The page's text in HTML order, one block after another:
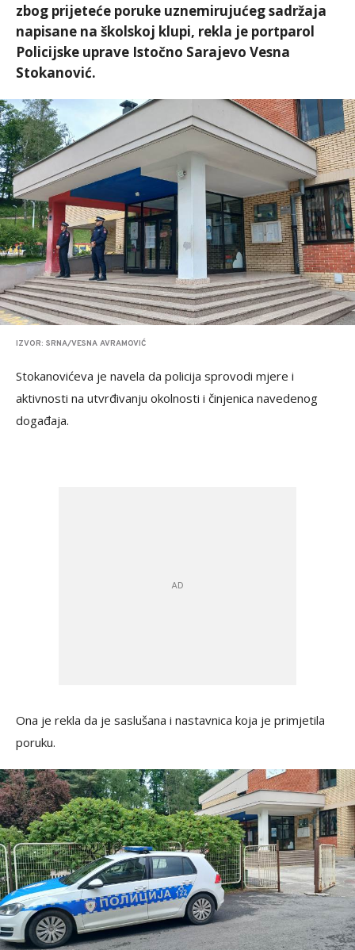
zbog prijeteće poruke uznemirujućeg sadržaja
napisane na školskoj klupi, rekla je portparol
Policijske uprave Istočno Sarajevo Vesna
Stokanović.
IZVOR: SRNA/VESNA AVRAMOVIĆ
Stokanovićeva je navela da policija sprovodi mjere i
aktivnosti na utvrđivanju okolnosti i činjenica navedenog
događaja.
Ona je rekla da je saslušana i nastavnica koja je primjetila
poruku.